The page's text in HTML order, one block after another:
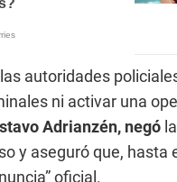
autoridades
ni activar una
Adrianzén, negó
y aseguró que, hasta
oficial.